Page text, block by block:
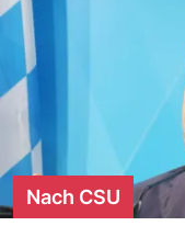
Nach CSU